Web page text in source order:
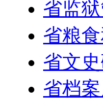
省监
省粮
省文
省档